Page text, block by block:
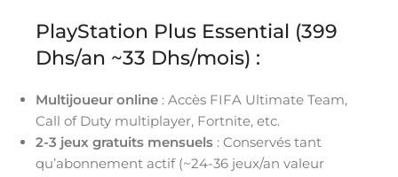
PlayStation Plus Essential (399
Dhs/an ~33 Dhs/mois) :
Multijoueur online : Accès FIFA Ultimate Team,
Call of Duty multiplayer, Fortnite, etc.
2-3 jeux gratuits mensuels : Conservés tant
qu’abonnement actif (~24-36 jeux/an valeur